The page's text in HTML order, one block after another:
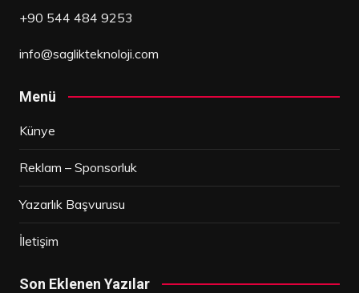
+90 544 484 9253
info@saglikteknoloji.com
Menü
Künye
Reklam – Sponsorluk
Yazarlık Başvurusu
İletişim
Son Eklenen Yazılar